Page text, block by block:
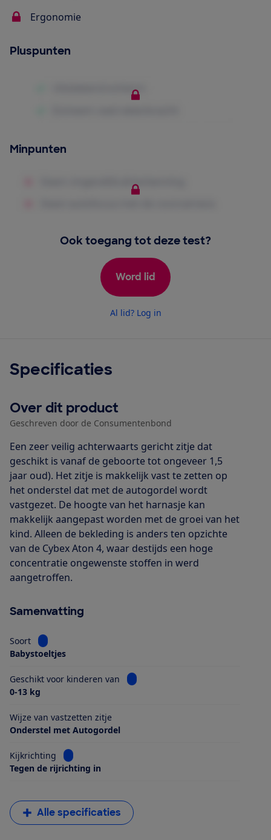
Ergonomie
Pluspunten
Minpunten
Ook toegang tot deze test?
Word lid
Al lid? Log in
Specificaties
Over dit product
Geschreven door de Consumentenbond
Een zeer veilig achterwaarts gericht zitje dat
geschikt is vanaf de geboorte tot ongeveer 1,5
jaar oud). Het zitje is makkelijk vast te zetten op
het onderstel dat met de autogordel wordt
vastgezet. De hoogte van het harnasje kan
makkelijk aangepast worden met de groei van het
kind. Alleen de bekleding is anders ten opzichte
van de Cybex Aton 4, waar destijds een hoge
concentratie ongewenste stoffen in werd
aangetroffen.
Samenvatting
Soort
Bekijk informatie voor Soort
Babystoeltjes
Geschikt voor kinderen van
Bekijk informatie voor Geschikt
0-13 kg
Wijze van vastzetten zitje
Onderstel met Autogordel
Kijkrichting
Bekijk informatie voor Kijkrichting
Tegen de rijrichting in
Alle specificaties